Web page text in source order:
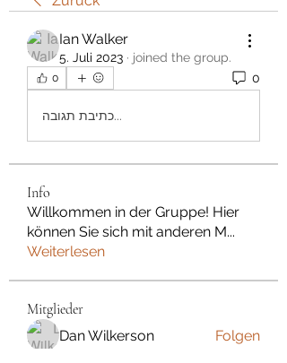
Ian Walker
5. Juli 2023 · joined the group.
0 0
כתיבת תגובה...
Info
Willkommen in der Gruppe! Hier
können Sie sich mit anderen M...
Weiterlesen
Mitglieder
Dan Wilkerson
Folgen